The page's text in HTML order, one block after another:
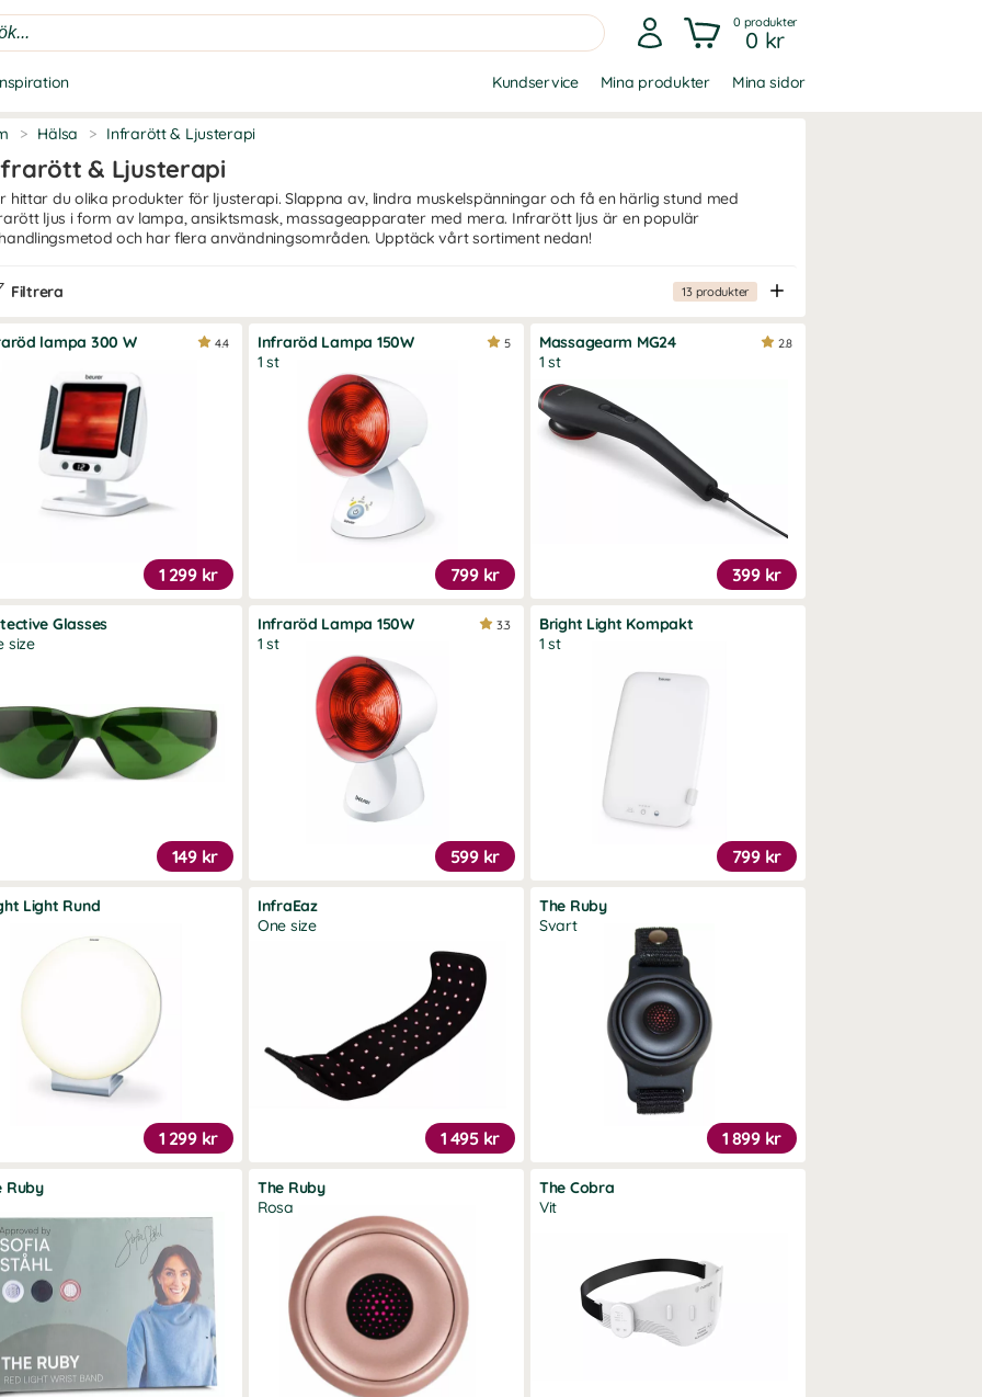
0 produkter
0 kr
Kundservice Mina produkter Mina sidor
> Hälsa > Infrarött & Ljusterapi
& Ljusterapi
hittar du olika produkter för ljusterapi. Slappna av, lindra muskelspänningar och få en härlig stund med
ljus i form av lampa, ansiktsmask, massageapparater med mera. Infrarött ljus är en populär
och har flera användningsområden. Upptäck vårt sortiment nedan!
Filtrera 13produkter
lampa 300 W
1 299 kr
4.4
Infraröd Lampa 150W
1 st
799 kr
5
Massagearm MG24
1 st
399 kr
2.8
Glasses
size
149 kr
Infraröd Lampa 150W
1 st
599 kr
3.3
Bright Light Kompakt
1 st
799 kr
Light Rund
1 299 kr
InfraEaz
One size
1 495 kr
The Ruby
Svart
1 899 kr
Ruby
The Ruby
Rosa
The Cobra
Vit